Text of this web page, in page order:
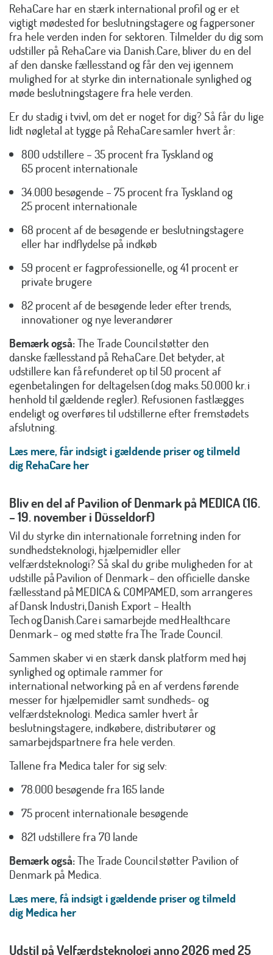
RehaCare har en stærk international profil og er et
vigtigt mødested for beslutningstagere og fagpersoner
fra hele verden inden for sektoren. Tilmelder du dig som
udstiller på RehaCare via Danish.Care, bliver du en del
af den danske fællesstand og får den vej igennem
mulighed for at styrke din internationale synlighed og
møde beslutningstagere fra hele verden.
Er du stadig i tvivl, om det er noget for dig? Så får du lige
lidt nøgletal at tygge på RehaCare samler hvert år:
800 udstillere – 35 procent fra Tyskland og
65 procent internationale
34.000 besøgende – 75 procent fra Tyskland og
25 procent internationale
68 procent af de besøgende er beslutningstagere
eller har indflydelse på indkøb
59 procent er fagprofessionelle, og 41 procent er
private brugere
82 procent af de besøgende leder efter trends,
innovationer og nye leverandører
Bemærk også:The Trade Council støtter den
danske fællesstand på RehaCare.Det betyder, at
udstillere kan fårefunderet op til 50 procent af
egenbetalingen for deltagelsen(dog maks.50.000 kr.i
henhold til gældende regler). Refusionen fastlægges
endeligt og overføres til udstillerne efter fremstødets
afslutning.
Læs mere, får indsigt i gældende priser og tilmeld
dig RehaCare her
Bliv en del af Pavilion of Denmark på MEDICA (16.
– 19. november i Düsseldorf)
Vil du styrke din internationale forretning inden for
sundhedsteknologi, hjælpemidler eller
velfærdsteknologi? Så skal du gribe muligheden for at
udstille på Pavilion of Denmark – den officielle danske
fællesstand på MEDICA & COMPAMED, som arrangeres
af Dansk Industri, Danish Export – Health
Tech og Danish.Care i samarbejde med Healthcare
Denmark – og med støtte fra The Trade Council.
Sammen skaber vi en stærk dansk platform med høj
synlighed og optimale rammer for
international networking på en af verdens førende
messer for hjælpemidler samt sundheds- og
velfærdsteknologi. Medica samler hvert år
beslutningstagere, indkøbere, distributører og
samarbejdspartnere fra hele verden.
Tallene fra Medica taler for sig selv:
78.000 besøgende fra 165 lande
75 procent internationale besøgende
821 udstillere fra 70 lande
Bemærk også:The Trade Council støtter Pavilion of
Denmark på Medica.
Læs mere, få indsigt i gældende priser og tilmeld
dig Medica her
Udstil på Velfærdsteknologi anno 2026 med 25